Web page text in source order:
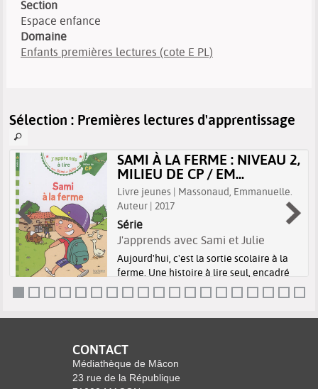
Section
Espace enfance
Domaine
Enfants premières lectures (cote E PL)
Sélection : Premières lectures d'apprentissage
SAMI À LA FERME : NIVEAU 2,
MILIEU DE CP / EM...
Livre jeunes | Massonaud, Emmanuelle.
Auteur | 2017
Série
J'apprends avec Sami et Julie
Aujourd'hui, c'est la sortie scolaire à la
ferme. Une histoire à lire seul, encadré
par ses parents. Avec des questions en fin
d'ouvrage, pour vérifier la
compréhension et déclencher des
CONTACT
Médiathèque de Mâcon
23 rue de la République